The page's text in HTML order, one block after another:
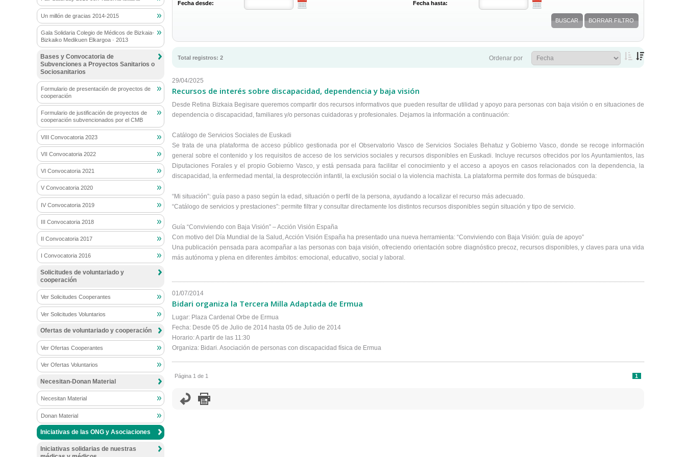
Fecha desde: Fecha hasta:
Total registros: 2 Ordenar por
29/04/2025
Recursos de interés sobre discapacidad, dependencia y baja visión
Desde Retina Bizkaia Begisare queremos compartir dos recursos informativos que pueden resultar de utilidad y apoyo para personas con baja visión o en situaciones de
dependencia o discapacidad, familiares y/o personas cuidadoras y profesionales. Dejamos la información a continuación:
Catálogo de Servicios Sociales de Euskadi
Se trata de una plataforma de acceso público gestionada por el Observatorio Vasco de Servicios Sociales Behatuz y Gobierno Vasco, donde se recoge información
general sobre el contenido y los requisitos de acceso de los servicios sociales y recursos disponibles en Euskadi. Incluye recursos ofrecidos por los Ayuntamientos, las
Diputaciones Forales y el propio Gobierno Vasco, y está pensada para facilitar el conocimiento y el acceso a apoyos en casos relacionados con la dependencia, la
discapacidad, la enfermedad mental, la desprotección infantil, la exclusión social o la violencia machista. La plataforma permite dos formas de búsqueda:
“Mi situación”: guía paso a paso según la edad, situación o perfil de la persona, ayudando a localizar el recurso más adecuado.
“Catálogo de servicios y prestaciones”: permite filtrar y consultar directamente los distintos recursos disponibles según situación y tipo de servicio.
Guía “Conviviendo con Baja Visión” – Acción Visión España
Con motivo del Día Mundial de la Salud, Acción Visión España ha presentado una nueva herramienta: “Conviviendo con Baja Visión: guía de apoyo”
Una publicación pensada para acompañar a las personas con baja visión, ofreciendo orientación sobre diagnóstico precoz, recursos disponibles, y claves para una vida
más autónoma y plena en diferentes ámbitos: emocional, educativo, social y laboral.
01/07/2014
Bidari organiza la Tercera Milla Adaptada de Ermua
Lugar: Plaza Cardenal Orbe de Ermua
Fecha: Desde 05 de Julio de 2014 hasta 05 de Julio de 2014
Horario: A partir de las 11:30
Organiza: Bidari. Asociación de personas con discapacidad física de Ermua
Página 1 de 1
Un millón de gracias 2014-2015
Gala Solidaria Colegio de Médicos de Bizkaia-
Bizkaiko Medikuen Elkargoa · 2013
Bases y Convocatoria de
Subvenciones a Proyectos Sanitarios o
Sociosanitarios
Formulario de presentación de proyectos de
cooperación
Formulario de justificación de proyectos de
cooperación subvencionados por el CMB
VIII Convocatoria 2023
VII Convocatoria 2022
VI Convocatoria 2021
V Convocatoria 2020
IV Convocatoria 2019
III Convocatoria 2018
II Convocatoria 2017
I Convocatoria 2016
Solicitudes de voluntariado y
cooperación
Ver Solicitudes Cooperantes
Ver Solicitudes Voluntarios
Ofertas de voluntariado y cooperación
Ver Ofertas Cooperantes
Ver Ofertas Voluntarios
Necesitan-Donan Material
Necesitan Material
Donan Material
Iniciativas de las ONG y Asociaciones
Iniciativas solidarias de nuestras